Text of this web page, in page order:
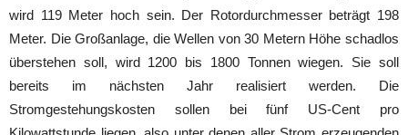
wird 119 Meter hoch sein. Der Rotordurchmesser beträgt 198
Meter. Die Großanlage, die Wellen von 30 Metern Höhe schadlos
überstehen soll, wird 1200 bis 1800 Tonnen wiegen. Sie soll
bereits im nächsten Jahr realisiert werden. Die
Stromgestehungskosten sollen bei fünf US-Cent pro